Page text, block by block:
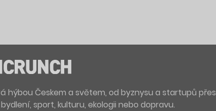
hýbou Českem a světem, od byznysu a startupů přes
sport, kulturu, ekologii nebo dopravu.